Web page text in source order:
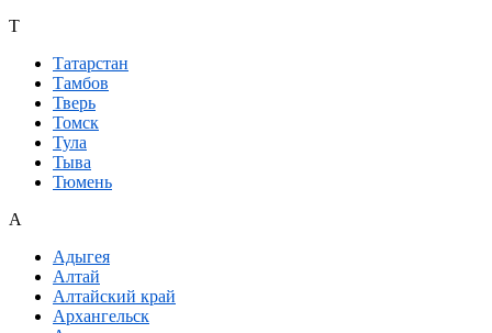
Т
Татарстан
Тамбов
Тверь
Томск
Тула
Тыва
Тюмень
А
Адыгея
Алтай
Алтайский край
Архангельск